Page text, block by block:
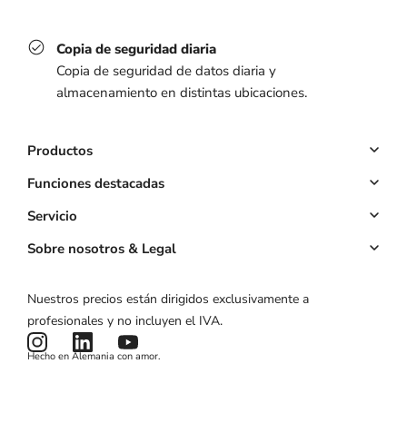
Copia de seguridad diaria
Copia de seguridad de datos diaria y
almacenamiento en distintas ubicaciones.
Productos
Sistema de citas
Sitio web
Propia App
Funciones destacadas
Reservas online
Pagos anticipados
Campañas de marketing
Servicio
Cuenta clave
Estado del producto
Noticias y artículos
Sobre nosotros & Legal
Aviso legal
Términos y condiciones
Nuestros precios están dirigidos exclusivamente a
profesionales y no incluyen el IVA.
Hecho en Alemania con amor.